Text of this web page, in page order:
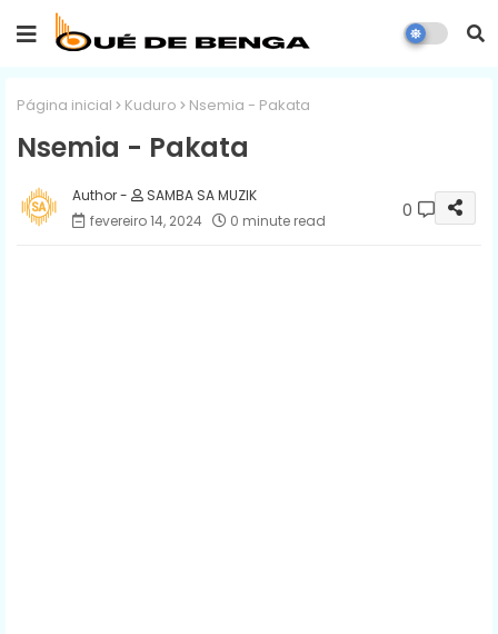
Página inicial Kuduro Nsemia - Pakata
Nsemia - Pakata
SAMBA SA MUZIK
fevereiro 14, 2024
0 minute read 0